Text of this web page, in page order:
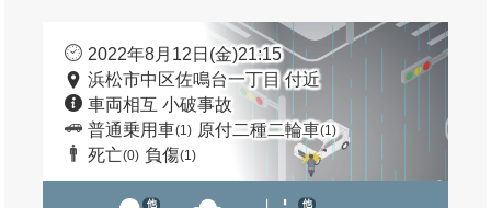
2022年8月12日(金)21:15
浜松市中区佐鳴台一丁目 付近
車両相互 小破事故
普通乗用車(1) 原付二種二輪車(1)
死亡(0) 負傷(1)
他 他